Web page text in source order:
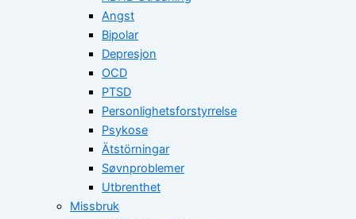
Angst
Bipolar
Depresjon
OCD
PTSD
Personlighetsforstyrrelse
Psykose
Ätstörningar
Søvnproblemer
Utbrenthet
Missbruk